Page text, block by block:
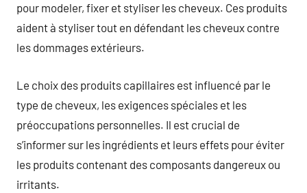
pour modeler, fixer et styliser les cheveux. Ces produits
aident à styliser tout en défendant les cheveux contre
les dommages extérieurs.
Le choix des produits capillaires est influencé par le
type de cheveux, les exigences spéciales et les
préoccupations personnelles. Il est crucial de
s’informer sur les ingrédients et leurs effets pour éviter
les produits contenant des composants dangereux ou
irritants.